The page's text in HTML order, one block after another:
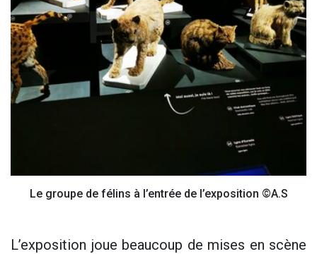
Le groupe de félins à l’entrée de l’exposition ©A.S
L’exposition joue beaucoup de mises en scène